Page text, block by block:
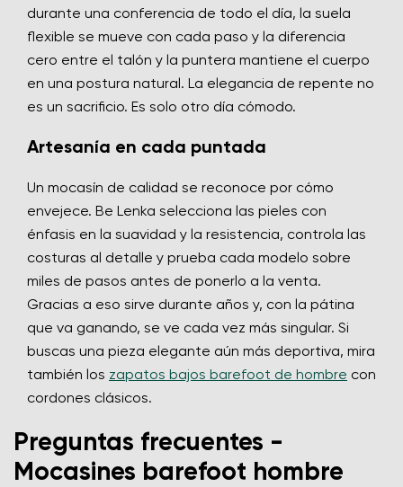
durante una conferencia de todo el día, la suela
flexible se mueve con cada paso y la diferencia
cero entre el talón y la puntera mantiene el cuerpo
en una postura natural. La elegancia de repente no
es un sacrificio. Es solo otro día cómodo.
Artesanía en cada puntada
Un mocasín de calidad se reconoce por cómo
envejece. Be Lenka selecciona las pieles con
énfasis en la suavidad y la resistencia, controla las
costuras al detalle y prueba cada modelo sobre
miles de pasos antes de ponerlo a la venta.
Gracias a eso sirve durante años y, con la pátina
que va ganando, se ve cada vez más singular. Si
buscas una pieza elegante aún más deportiva, mira
también los zapatos bajos barefoot de hombre con
cordones clásicos.
Preguntas frecuentes -
Mocasines barefoot hombre